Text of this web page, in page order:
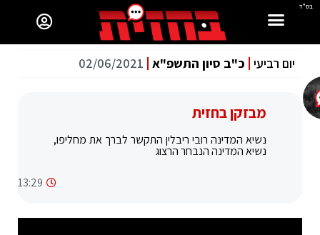
בס"ד
יום רביעי כ"ב סיון התשפ"א 02/06/2021
מבזקן בחזית
נשיא המדינה רובי ריבלין התקשר לברך את מחליפו,
נשיא המדינה הנבחר הרצוג
13:29